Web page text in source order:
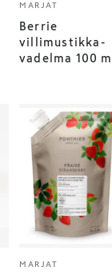
MARJAT
Berrie
villimustikka-
vadelma 100 ml
MARJAT